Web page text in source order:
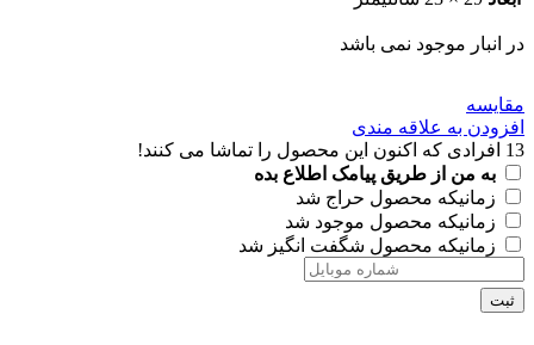
در انبار موجود نمی باشد
مقايسه
افزودن به علاقه مندی
13 افرادی که اکنون این محصول را تماشا می کنند!
به من از طریق پیامک اطلاع بده
زمانیکه محصول حراج شد
زمانیکه محصول موجود شد
زمانیکه محصول شگفت انگیز شد
ثبت